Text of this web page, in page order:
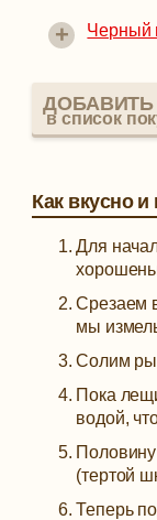
Черный
+
в список
Как вкусно
Для
Срезаем
мы
Солим
Пока
водой,
(тертой
Теперь